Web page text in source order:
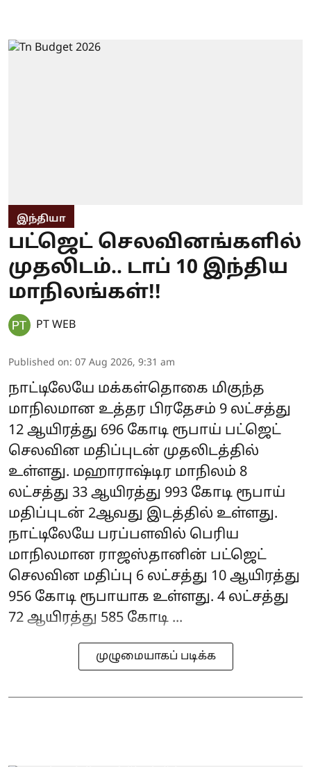
இந்தியா
பட்ஜெட் செலவினங்களில்
முதலிடம்.. டாப் 10 இந்திய
மாநிலங்கள்!!
PT WEB
Published on: 07 Aug 2026, 9:31 am
நாட்டிலேயே மக்கள்தொகை மிகுந்த
மாநிலமான உத்தர பிரதேசம் 9 லட்சத்து
12 ஆயிரத்து 696 கோடி ரூபாய் பட்ஜெட்
செலவின மதிப்புடன் முதலிடத்தில்
உள்ளது. மஹாராஷ்டிர மாநிலம் 8
லட்சத்து 33 ஆயிரத்து 993 கோடி ரூபாய்
மதிப்புடன் 2ஆவது இடத்தில் உள்ளது.
நாட்டிலேயே பரப்பளவில் பெரிய
மாநிலமான ராஜஸ்தானின் பட்ஜெட்
செலவின மதிப்பு 6 லட்சத்து 10 ஆயிரத்து
956 கோடி ரூபாயாக உள்ளது. 4 லட்சத்து
72 ஆயிரத்து 585 கோடி ...
முழுமையாகப் படிக்க